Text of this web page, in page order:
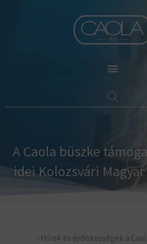
A Caola büszke
idei Kolozsvári
- Hírek és érdekességek a